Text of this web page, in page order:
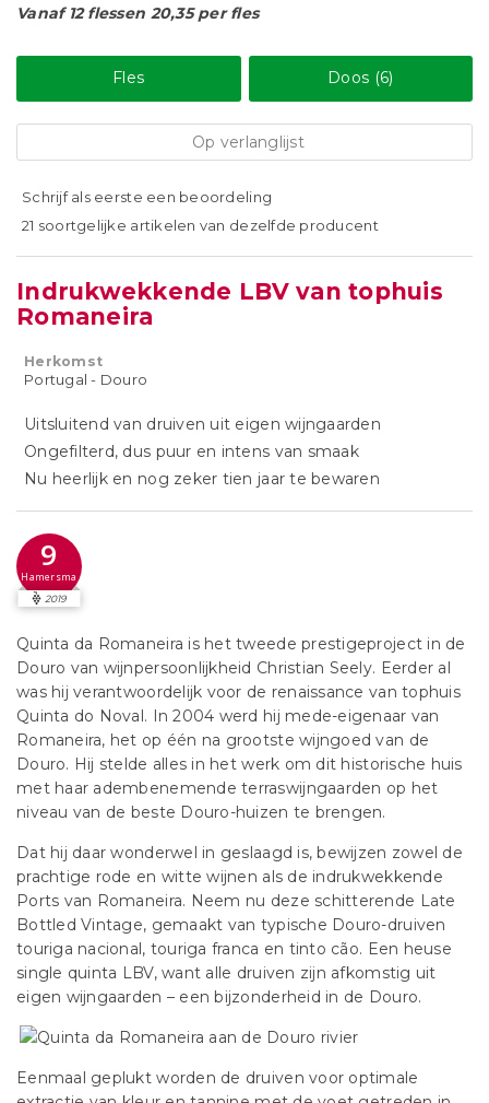
Vanaf 12 flessen 20,35 per fles
Fles Doos (6)
Op verlanglijst
Schrijf als eerste een beoordeling
21 soortgelijke artikelen van dezelfde producent
Indrukwekkende LBV van tophuis
Romaneira
Herkomst
Portugal - Douro
Uitsluitend van druiven uit eigen wijngaarden
Ongefilterd, dus puur en intens van smaak
Nu heerlijk en nog zeker tien jaar te bewaren
9
Hamersma
2019
Quinta da Romaneira is het tweede prestigeproject in de
Douro van wijnpersoonlijkheid Christian Seely. Eerder al
was hij verantwoordelijk voor de renaissance van tophuis
Quinta do Noval. In 2004 werd hij mede-eigenaar van
Romaneira, het op één na grootste wijngoed van de
Douro. Hij stelde alles in het werk om dit historische huis
met haar adembenemende terraswijngaarden op het
niveau van de beste Douro-huizen te brengen.
Dat hij daar wonderwel in geslaagd is, bewijzen zowel de
prachtige rode en witte wijnen als de indrukwekkende
Ports van Romaneira. Neem nu deze schitterende Late
Bottled Vintage, gemaakt van typische Douro-druiven
touriga nacional, touriga franca en tinto cão. Een heuse
single quinta LBV, want alle druiven zijn afkomstig uit
eigen wijngaarden – een bijzonderheid in de Douro.
Eenmaal geplukt worden de druiven voor optimale